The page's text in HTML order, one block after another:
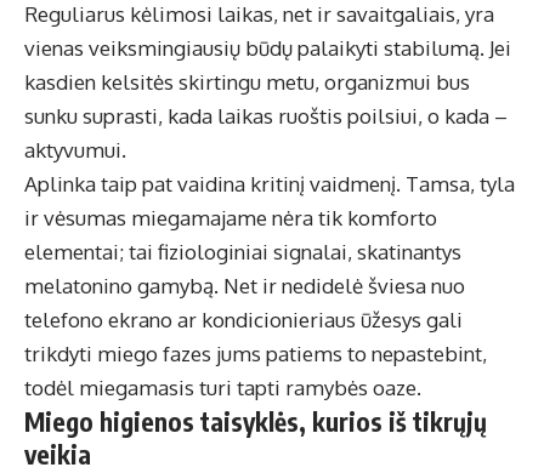
Reguliarus kėlimosi laikas, net ir savaitgaliais, yra
vienas veiksmingiausių būdų palaikyti stabilumą. Jei
kasdien kelsitės skirtingu metu, organizmui bus
sunku suprasti, kada laikas ruoštis poilsiui, o kada –
aktyvumui.
Aplinka taip pat vaidina kritinį vaidmenį. Tamsa, tyla
ir vėsumas miegamajame nėra tik komforto
elementai; tai fiziologiniai signalai, skatinantys
melatonino gamybą. Net ir nedidelė šviesa nuo
telefono ekrano ar kondicionieriaus ūžesys gali
trikdyti miego fazes jums patiems to nepastebint,
todėl miegamasis turi tapti ramybės oaze.
Miego higienos taisyklės, kurios iš tikrųjų
veikia